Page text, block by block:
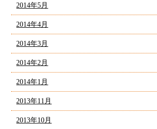
2014年5月
2014年4月
2014年3月
2014年2月
2014年1月
2013年11月
2013年10月